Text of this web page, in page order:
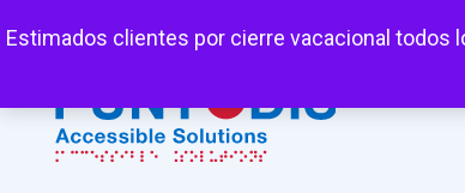
Estimados clientes por cierre vacacional todos
Mi cuenta Carrito Favoritos